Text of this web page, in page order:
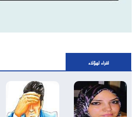
اقراء لهؤلاء